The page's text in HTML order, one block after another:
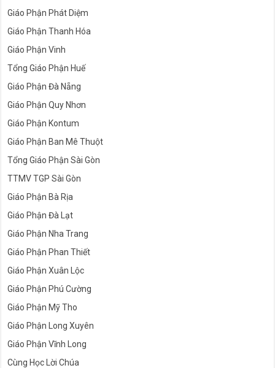
Giáo Phận Phát Diệm
Giáo Phận Thanh Hóa
Giáo Phận Vinh
Tổng Giáo Phận Huế
Giáo Phận Đà Nẵng
Giáo Phận Quy Nhơn
Giáo Phận Kontum
Giáo Phận Ban Mê Thuột
Tổng Giáo Phận Sài Gòn
TTMV TGP Sài Gòn
Giáo Phận Bà Rịa
Giáo Phận Đà Lạt
Giáo Phận Nha Trang
Giáo Phận Phan Thiết
Giáo Phận Xuân Lộc
Giáo Phận Phú Cường
Giáo Phận Mỹ Tho
Giáo Phận Long Xuyên
Giáo Phận Vĩnh Long
Cùng Học Lời Chúa